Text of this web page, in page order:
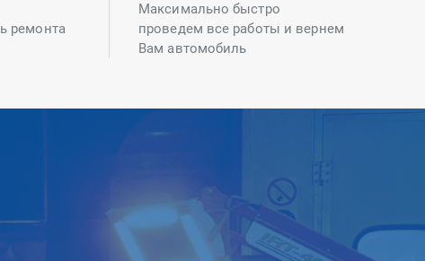
ремонта
Максимально быстро
проведем все работы и вернем
Вам автомобиль